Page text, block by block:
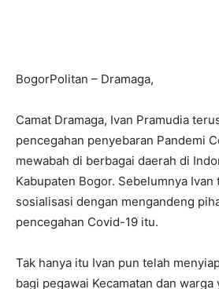
BogorPolitan – Dramaga,
Camat Dramaga, Ivan Pramudia
pencegahan penyebaran Pandemi
mewabah di berbagai daerah di
Kabupaten Bogor. Sebelumnya Ivan
sosialisasi dengan mengandeng
pencegahan Covid-19 itu.
Tak hanya itu Ivan pun telah
bagi pegawai Kecamatan dan